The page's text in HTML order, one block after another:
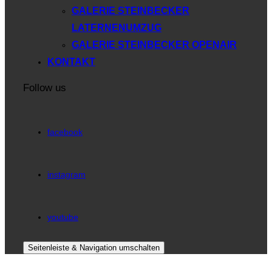
GALERIE STEINBECKER
LATERNENUMZUG
GALERIE STEINBECKER OPENAIR
KONTAKT
Follow us
facebook
instagram
youtube
Seitenleiste & Navigation umschalten